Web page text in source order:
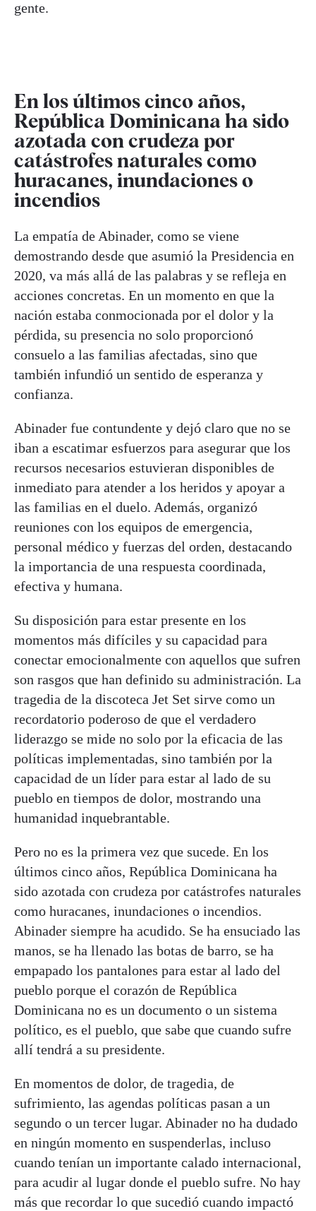
gente.
En los últimos cinco años,
República Dominicana ha sido
azotada con crudeza por
catástrofes naturales como
huracanes, inundaciones o
incendios
La empatía de Abinader, como se viene
demostrando desde que asumió la Presidencia en
2020, va más allá de las palabras y se refleja en
acciones concretas. En un momento en que la
nación estaba conmocionada por el dolor y la
pérdida, su presencia no solo proporcionó
consuelo a las familias afectadas, sino que
también infundió un sentido de esperanza y
confianza.
Abinader fue contundente y dejó claro que no se
iban a escatimar esfuerzos para asegurar que los
recursos necesarios estuvieran disponibles de
inmediato para atender a los heridos y apoyar a
las familias en el duelo. Además, organizó
reuniones con los equipos de emergencia,
personal médico y fuerzas del orden, destacando
la importancia de una respuesta coordinada,
efectiva y humana.
Su disposición para estar presente en los
momentos más difíciles y su capacidad para
conectar emocionalmente con aquellos que sufren
son rasgos que han definido su administración. La
tragedia de la discoteca Jet Set sirve como un
recordatorio poderoso de que el verdadero
liderazgo se mide no solo por la eficacia de las
políticas implementadas, sino también por la
capacidad de un líder para estar al lado de su
pueblo en tiempos de dolor, mostrando una
humanidad inquebrantable.
Pero no es la primera vez que sucede. En los
últimos cinco años, República Dominicana ha
sido azotada con crudeza por catástrofes naturales
como huracanes, inundaciones o incendios.
Abinader siempre ha acudido. Se ha ensuciado las
manos, se ha llenado las botas de barro, se ha
empapado los pantalones para estar al lado del
pueblo porque el corazón de República
Dominicana no es un documento o un sistema
político, es el pueblo, que sabe que cuando sufre
allí tendrá a su presidente.
En momentos de dolor, de tragedia, de
sufrimiento, las agendas políticas pasan a un
segundo o un tercer lugar. Abinader no ha dudado
en ningún momento en suspenderlas, incluso
cuando tenían un importante calado internacional,
para acudir al lugar donde el pueblo sufre. No hay
más que recordar lo que sucedió cuando impactó